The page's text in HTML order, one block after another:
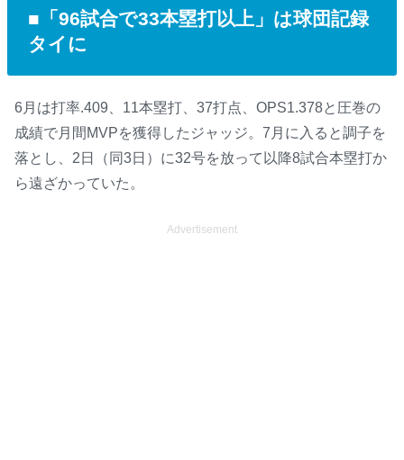
■「96試合で33本塁打以上」は球団記録
タイに
6月は打率.409、11本塁打、37打点、OPS1.378と圧巻の
成績で月間MVPを獲得したジャッジ。7月に入ると調子を
落とし、2日（同3日）に32号を放って以降8試合本塁打か
ら遠ざかっていた。
Advertisement